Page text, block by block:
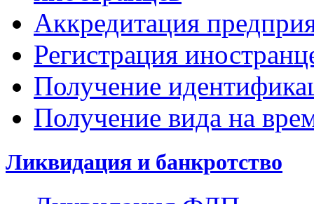
Аккредитация
Регистрация
Получение
Получение вида на
Ликвидация и банкротство